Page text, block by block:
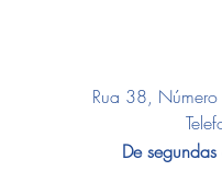
Rua 38,
De